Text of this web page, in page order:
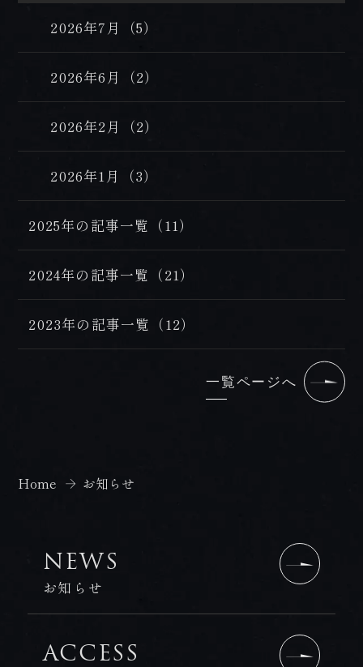
2026年7月（5）
2026年6月（2）
2026年2月（2）
2026年1月（3）
2025年の記事一覧（11）
2024年の記事一覧（21）
2023年の記事一覧（12）
一覧ページへ
Home お知らせ
NEWS
お知らせ
ACCESS